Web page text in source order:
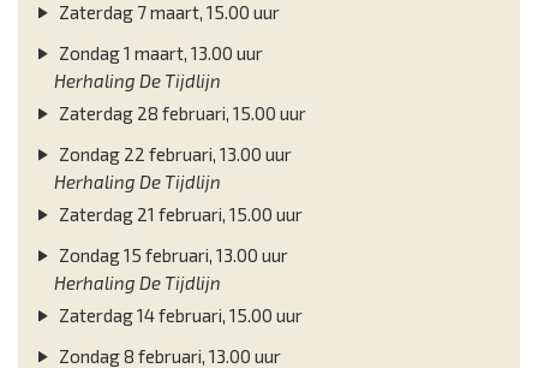
Zaterdag 7 maart, 15.00 uur
Zondag 1 maart, 13.00 uur
Herhaling De Tijdlijn
Zaterdag 28 februari, 15.00 uur
Zondag 22 februari, 13.00 uur
Herhaling De Tijdlijn
Zaterdag 21 februari, 15.00 uur
Zondag 15 februari, 13.00 uur
Herhaling De Tijdlijn
Zaterdag 14 februari, 15.00 uur
Zondag 8 februari, 13.00 uur